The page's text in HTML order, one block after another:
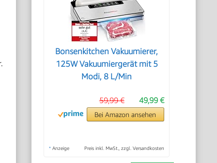
Bonsenkitchen Vakuumierer,
125W Vakuumiergerät mit 5
Modi, 8 L/Min
49,99 €
59,99 €
Bei Amazon ansehen
* Anzeige Preis inkl. MwSt., zzgl. Versandkosten